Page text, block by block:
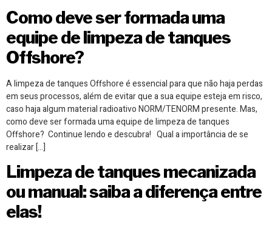
Como deve ser formada uma
equipe de limpeza de tanques
Offshore?
A limpeza de tanques Offshore é essencial para que não haja perdas
em seus processos, além de evitar que a sua equipe esteja em risco,
caso haja algum material radioativo NORM/TENORM presente. Mas,
como deve ser formada uma equipe de limpeza de tanques
Offshore? Continue lendo e descubra! Qual a importância de se
realizar […]
Limpeza de tanques mecanizada
ou manual: saiba a diferença entre
elas!